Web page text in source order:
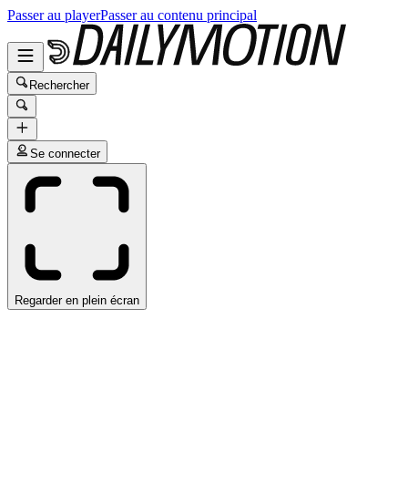
Passer au playerPasser au contenu principal
Rechercher
Se connecter
Regarder en plein écran